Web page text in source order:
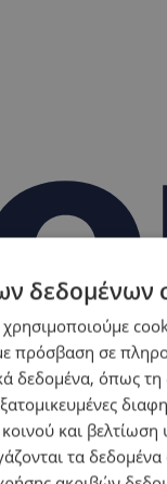
δεδομένων
χρησιμοποιούμε
πρόσβαση σε
δεδομένα, όπως τη
και
τα